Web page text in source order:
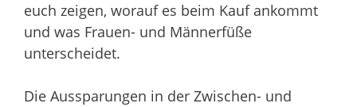
euch zeigen, worauf es beim Kauf ankommt
und was Frauen- und Männerfüße
unterscheidet.
Die Aussparungen in der Zwischen- und